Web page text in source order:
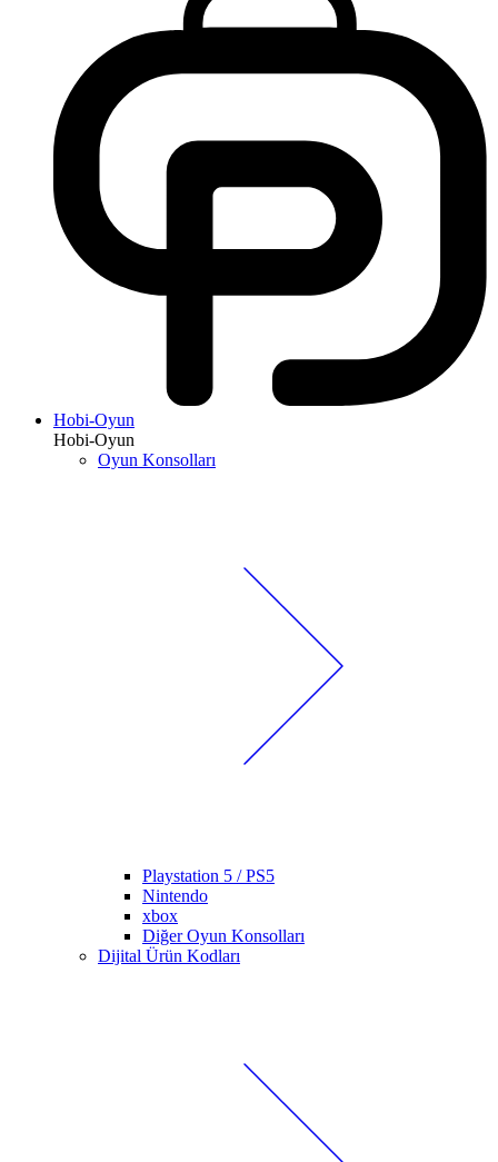
Hobi-Oyun
Hobi-Oyun
Oyun Konsolları
Playstation 5 / PS5
Nintendo
xbox
Diğer Oyun Konsolları
Dijital Ürün Kodları